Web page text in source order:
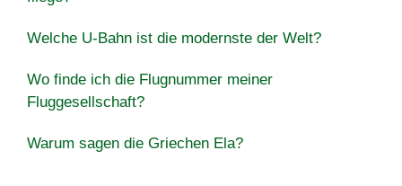
Welche U-Bahn ist die modernste der Welt?
Wo finde ich die Flugnummer meiner
Fluggesellschaft?
Warum sagen die Griechen Ela?